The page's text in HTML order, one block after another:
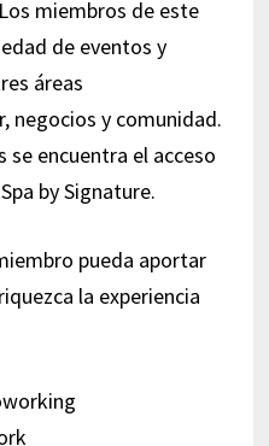
miembros de este
de eventos y
áreas
negocios y comunidad.
se encuentra el acceso
by Signature.
pueda aportar
la experiencia